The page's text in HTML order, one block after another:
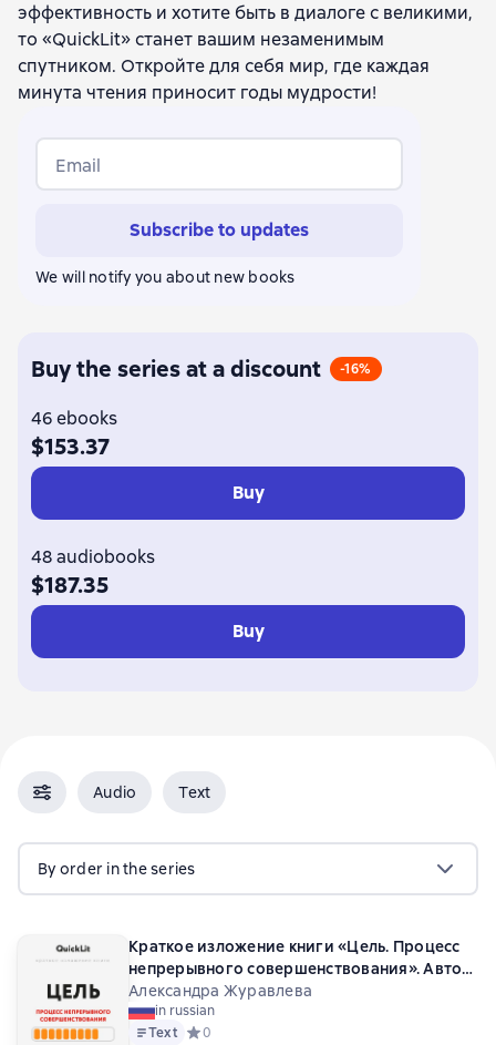
эффективность и хотите быть в диалоге с великими,
то «QuickLit» станет вашим незаменимым
спутником. Откройте для себя мир, где каждая
минута чтения приносит годы мудрости!
Email
Subscribe to updates
We will notify you about new books
Buy the series at a discount -16%
46 ebooks
$153.37
Buy
48 audiobooks
$187.35
Buy
Audio Text
By order in the series
Краткое изложение книги «Цель. Процесс
непрерывного совершенствования». Автор
оригинала ‒ Элияху Голдратт
Александра Журавлева
in russian
Text Средний рейтинг 0 на основе 0 оценок
0